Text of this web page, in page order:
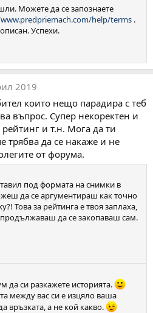
Можете да се запознаете
help/terms .
Успехи.
2019
които нещо парадира с теб
въпрос. Супер некоректен и
и т.н. Мога да ти
трябва да се накаже и не
от форума.
под формата на снимки в
да се аргументираш как точно
Това за рейтинга е твоя заплаха,
да се закопаваш сам.
си разкажете историята.
между вас си е изцяло ваша
връзката, а не кой какво.